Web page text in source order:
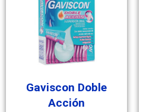
Gaviscon Doble
Acción